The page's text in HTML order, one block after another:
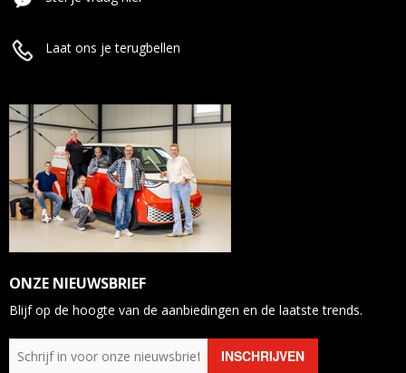
Laat ons je terugbellen
ONZE NIEUWSBRIEF
Blijf op de hoogte van de aanbiedingen en de laatste trends.